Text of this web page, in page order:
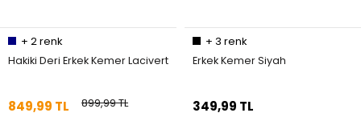
+ 2renk
Hakiki Deri Erkek Kemer Lacivert
899,99 TL
849,99 TL
+ 3 renk
Erkek Kemer Siyah
349,99 TL